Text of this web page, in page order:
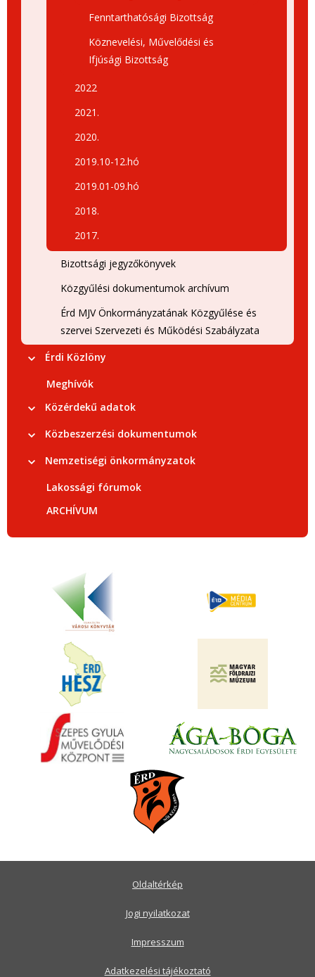
Fenntarthatósági Bizottság
Köznevelési, Művelődési és
Ifjúsági Bizottság
2022
2021.
2020.
2019.10-12.hó
2019.01-09.hó
2018.
2017.
Bizottsági jegyzőkönyvek
Közgyűlési dokumentumok archívum
Érd MJV Önkormányzatának Közgyűlése és
szervei Szervezeti és Működési Szabályzata
Érdi Közlöny
Meghívók
Közérdekű adatok
Közbeszerzési dokumentumok
Nemzetiségi önkormányzatok
Lakossági fórumok
ARCHÍVUM
Oldaltérkép
Jogi nyilatkozat
Impresszum
Adatkezelési tájékoztató